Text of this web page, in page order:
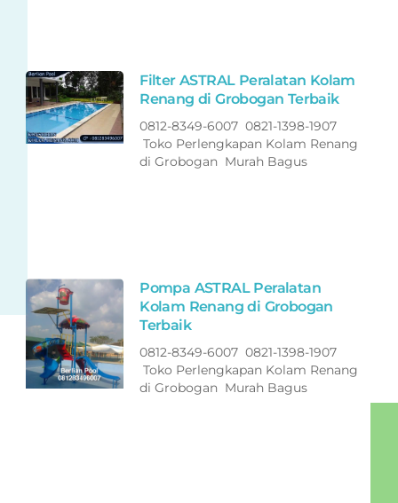
Filter ASTRAL Peralatan Kolam
Renang di Grobogan Terbaik
0812-8349-6007 0821-1398-1907
Toko Perlengkapan Kolam Renang
di Grobogan Murah Bagus
Pompa ASTRAL Peralatan
Kolam Renang di Grobogan
Terbaik
0812-8349-6007 0821-1398-1907
Toko Perlengkapan Kolam Renang
di Grobogan Murah Bagus